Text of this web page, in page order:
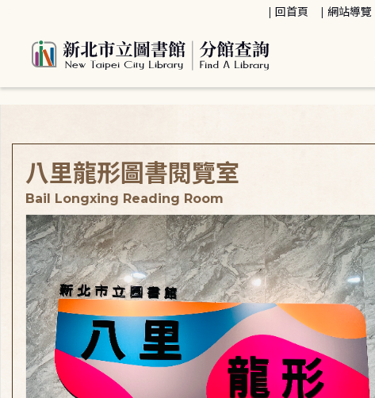
回首頁 網站導覽
八里龍形圖書閱覽室
Bail Longxing Reading Room